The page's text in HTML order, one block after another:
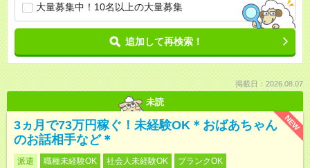
大量募集中！10名以上の大量募集
追加して再検索！
掲載日：2026.08.07
未読
NEW
3ヵ月で73万円稼ぐ！未経験OK＊おばあちゃん
のお話相手など＊
派遣 職種未経験OK 社会人未経験OK ブランクOK